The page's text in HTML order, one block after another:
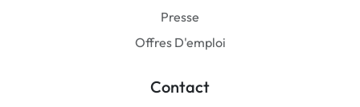
Presse
Offres D'emploi
Contact